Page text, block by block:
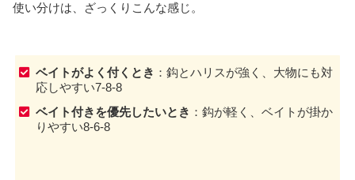
使い分けは、ざっくりこんな感じ。
ベイトがよく付くとき ：鈎とハリスが強く、大物にも対
応しやすい7-8-8
ベイト付きを優先したいとき ：鈎が軽く、ベイトが掛か
りやすい8-6-8